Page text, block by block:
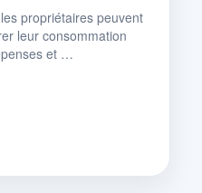
propriétaires peuvent
leur consommation
et …